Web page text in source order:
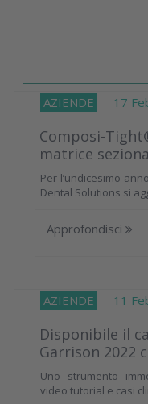
AZIENDE 17
Composi-
matrice
Per l’undicesimo
Dental Solutions si
Approfondisci
AZIENDE 11
Disponibile il
Garrison 2022
Uno strumento
video tutorial e casi